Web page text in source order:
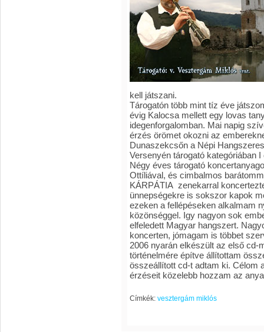
kell játszani.
Tárogatón több mint tíz éve
évig Kalocsa mellett egy lovas
idegenforgalomban. Mai napig
érzés örömet okozni az
Dunaszekcsőn a Népi
Versenyén tárogató kategóriában
Négy éves tárogató
Ottíliával, és cimbalmos
KÁRPÁTIA zenekarral
ünnepségekre is sokszor kapok
ezeken a fellépéseken alkalmam
közönséggel. Igy nagyon sok
elfeledett Magyar hangszert.
koncerten, jómagam is többet
2006 nyarán elkészült az első cd-
történelmére építve állítottam
összeállított cd-t adtam ki. Célom
érzéseit közelebb hozzam az
Címkék: vesztergám miklós